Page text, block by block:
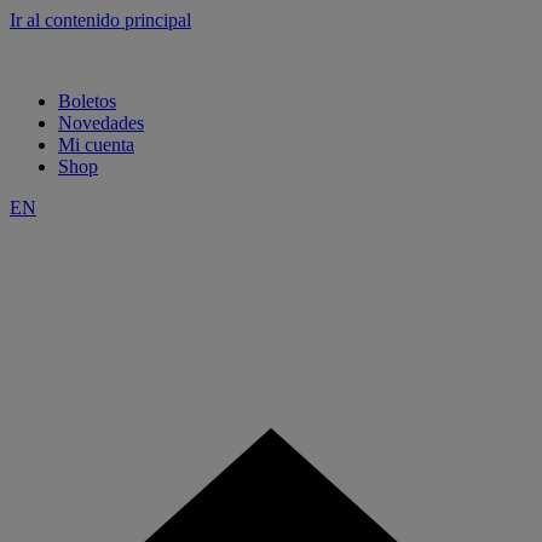
Ir al contenido principal
Boletos
Novedades
Mi cuenta
Shop
EN